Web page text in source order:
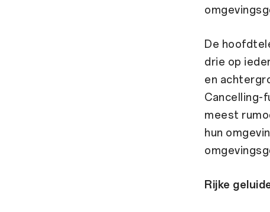
De
drie op
en
Cancelling-
meest
hun
Rijke